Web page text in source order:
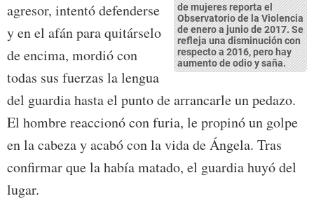
de mujeres reporta el
Observatorio de la Violencia
de enero a junio de 2017. Se
refleja una disminución con
respecto a 2016, pero hay
aumento de odio y saña.
agresor, intentó defenderse
y en el afán para quitárselo
de encima, mordió con
todas sus fuerzas la lengua
del guardia hasta el punto de arrancarle un pedazo.
El hombre reaccionó con furia, le propinó un golpe
en la cabeza y acabó con la vida de Ángela. Tras
confirmar que la había matado, el guardia huyó del
lugar.